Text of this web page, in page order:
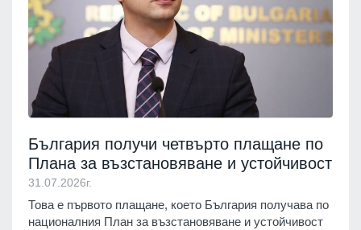
България получи четвърто плащане по
Плана за възстановяване и устойчивост
31.07.2026г.
Това е първото плащане, което България получава по
националния План за възстановяване и устойчивост